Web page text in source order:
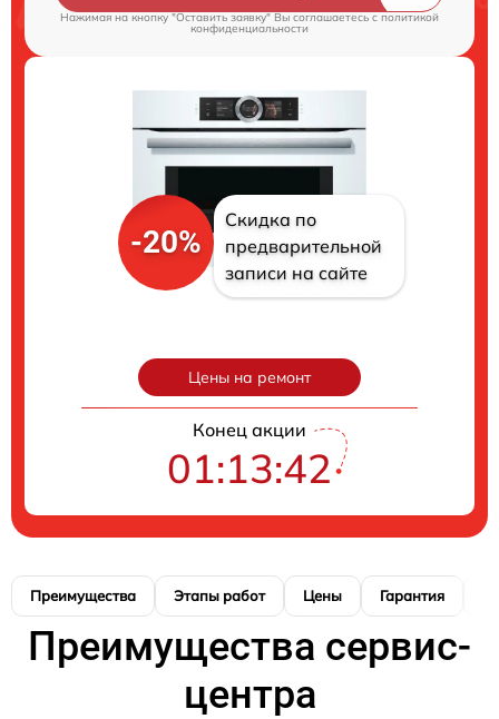
Нажимая на кнопку "Оставить заявку" Вы соглашаетесь cполитикой
конфиденциальности
-20%
Скидка по
предварительной
записи на сайте
Цены на ремонт
Конец акции
01:13:41
Преимущества Этапы работ Цены Гарантия
Преимущества сервис-
центра